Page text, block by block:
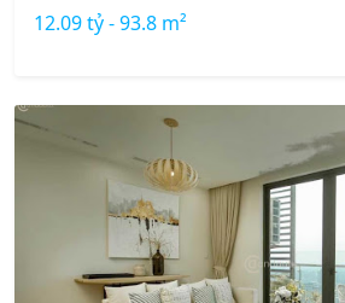
12.09 tỷ - 93.8 m²